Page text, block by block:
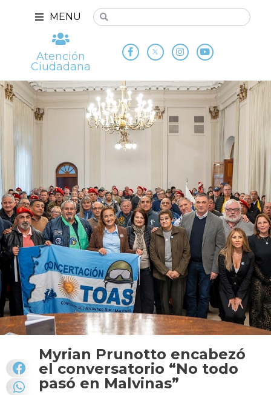
MENU
Atención
Ciudadana
Myrian Prunotto encabezó
el conversatorio “No todo
pasó en Malvinas”